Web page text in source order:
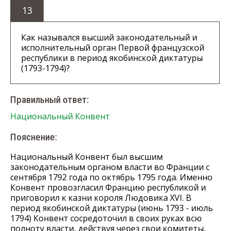
13
Как назывался высший законодательный и
исполнительный орган Первой французской
республики в период якобинской диктатуры
(1793-1794)?
Правильный ответ:
Национальный Конвент
Пояснение:
Национальный Конвент был высшим
законодательным органом власти во Франции с
сентября 1792 года по октябрь 1795 года. Именно
Конвент провозгласил Францию республикой и
приговорил к казни короля Людовика XVI. В
период якобинской диктатуры (июнь 1793 - июль
1794) Конвент сосредоточил в своих руках всю
полноту власти, действуя через свои комитеты,